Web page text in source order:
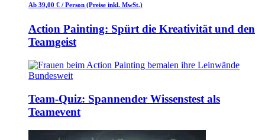
Ab 39,00 € / Person (Preise inkl. MwSt.)
Action Painting: Spürt die Kreativität und den
Teamgeist
Bundesweit
Team-Quiz: Spannender Wissenstest als
Teamevent